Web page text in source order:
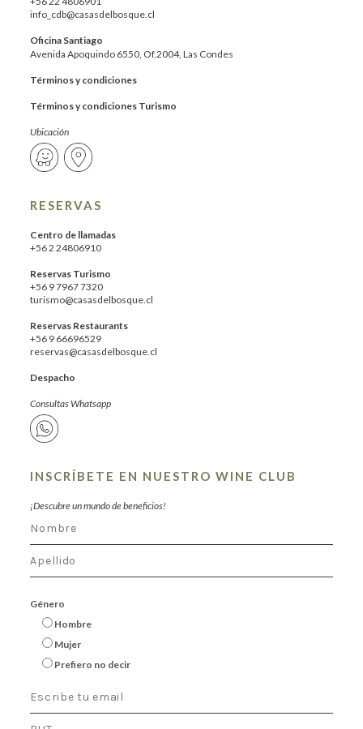
info_cdb@casasdelbosque.cl
Oficina Santiago
Avenida Apoquindo 6550, Of.2004, Las Condes
Términos y condiciones
Términos y condiciones Turismo
Ubicación
RESERVAS
Centro de llamadas
+56 2 24806910
Reservas Turismo
+56 9 7967 7320
turismo@casasdelbosque.cl
Reservas Restaurants
+56 9 66696529
reservas@casasdelbosque.cl
Despacho
Consultas Whatsapp
INSCRÍBETE EN NUESTRO WINE CLUB
¡Descubre un mundo de beneficios!
Género
Hombre
Mujer
Prefiero no decir